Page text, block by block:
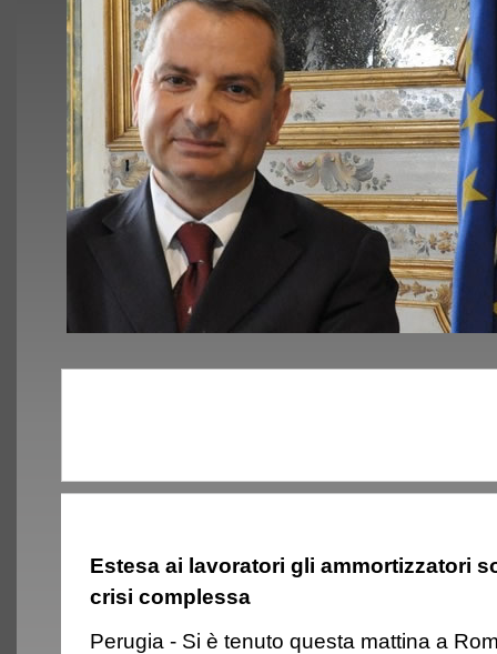
Estesa ai lavoratori gli ammortizzatori
crisi complessa
Perugia - Si è tenuto questa mattina a